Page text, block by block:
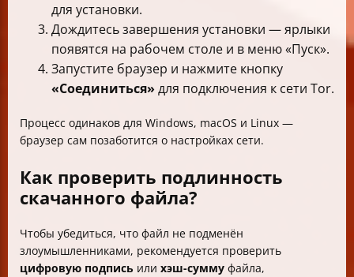
для установки.
Дождитесь завершения установки — ярлыки
появятся на рабочем столе и в меню «Пуск».
Запустите браузер и нажмите кнопку
«Соединиться» для подключения к сети Tor.
Процесс одинаков для Windows, macOS и Linux —
браузер сам позаботится о настройках сети.
Как проверить подлинность
скачанного файла?
Чтобы убедиться, что файл не подменён
злоумышленниками, рекомендуется проверить
цифровую подпись или хэш-сумму файла,